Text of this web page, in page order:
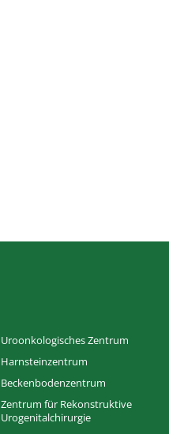
Uroonkologisches Zentrum
Harnsteinzentrum
Beckenbodenzentrum
Zentrum für Rekonstruktive
Urogenitalchirurgie